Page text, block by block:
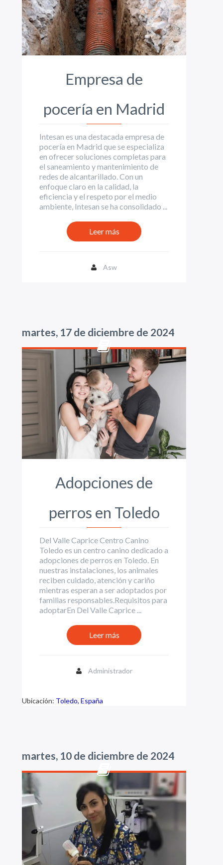
Empresa de
pocería en Madrid
Intesan es una destacada empresa de
pocería en Madrid que se especializa
en ofrecer soluciones completas para
el saneamiento y mantenimiento de
redes de alcantarillado. Con un
enfoque claro en la calidad, la
eficiencia y el respeto por el medio
ambiente, Intesan se ha consolidado ...
Leer más
Asw
martes, 17 de diciembre de 2024
Adopciones de
perros en Toledo
Del Valle Caprice Centro Canino
Toledo es un centro canino dedicado a
adopciones de perros en Toledo. En
nuestras instalaciones, los animales
reciben cuidado, atención y cariño
mientras esperan a ser adoptados por
familias responsables.Requisitos para
adoptarEn Del Valle Caprice ...
Leer más
Administrador
Ubicación: Toledo, España
martes, 10 de diciembre de 2024